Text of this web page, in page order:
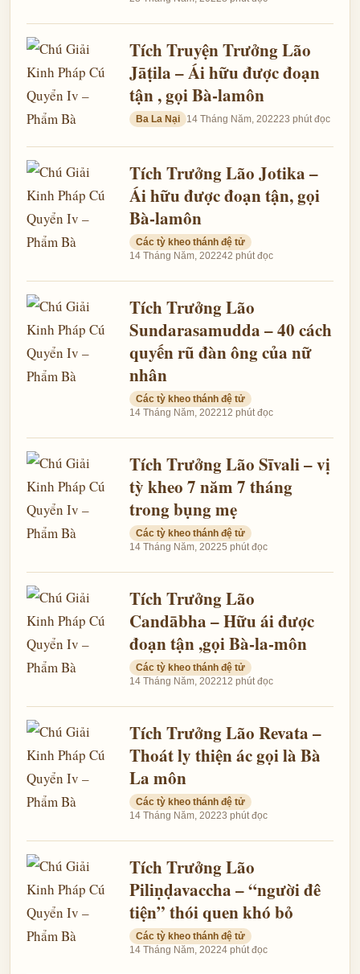
Tích Truyện Trưởng Lão
Jāṭila – Ái hữu được đoạn
tận , gọi Bà-lamôn
Ba La Nại 14 Tháng Năm, 202223 phút đọc
Tích Trưởng Lão Jotika –
Ái hữu được đoạn tận, gọi
Bà-lamôn
Các tỳ kheo thánh đệ tử
14 Tháng Năm, 202242 phút đọc
Tích Trưởng Lão
Sundarasamudda – 40 cách
quyến rũ đàn ông của nữ
nhân
Các tỳ kheo thánh đệ tử
14 Tháng Năm, 202212 phút đọc
Tích Trưởng Lão Sīvali – vị
tỳ kheo 7 năm 7 tháng
trong bụng mẹ
Các tỳ kheo thánh đệ tử
14 Tháng Năm, 20225 phút đọc
Tích Trưởng Lão
Candābha – Hữu ái được
đoạn tận ,gọi Bà-la-môn
Các tỳ kheo thánh đệ tử
14 Tháng Năm, 202212 phút đọc
Tích Trưởng Lão Revata –
Thoát ly thiện ác gọi là Bà
La môn
Các tỳ kheo thánh đệ tử
14 Tháng Năm, 20223 phút đọc
Tích Trưởng Lão
Piliṇḍavaccha – “người đê
tiện” thói quen khó bỏ
Các tỳ kheo thánh đệ tử
14 Tháng Năm, 20224 phút đọc